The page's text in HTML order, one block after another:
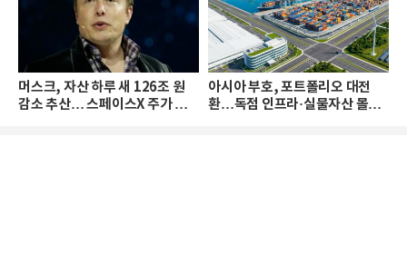
머스크, 자산 하루 새 126조 원
감소 추산… 스페이스X 주가 하
아시아 부호, 포트폴리오 대전
환…독점 인프라·실물자산 몰린